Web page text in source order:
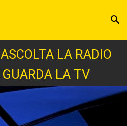
ASCOLTA LA RADIO
GUARDA LA TV